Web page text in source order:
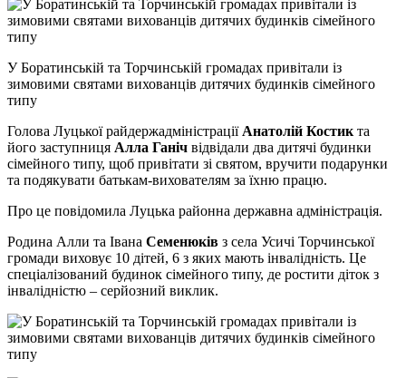
У Боратинській та Торчинській громадах привітали із
зимовими святами вихованців дитячих будинків сімейного
типу
Голова Луцької райдержадміністрації Анатолій Костик та
його заступниця Алла Ганіч відвідали два дитячі будинки
сімейного типу, щоб привітати зі святом, вручити подарунки
та подякувати батькам-вихователям за їхню працю.
Про це повідомила Луцька районна державна адміністрація.
Родина Алли та Івана Семенюків з села Усичі Торчинської
громади виховує 10 дітей, 6 з яких мають інвалідність. Це
спеціалізований будинок сімейного типу, де ростити діток з
інвалідністю – серйозний виклик.